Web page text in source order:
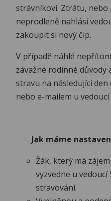
strávníkovi. Ztrátu,
neprodleně nahlásí
zakoupit si nový čip.
V případě náhlé
závažné rodinné důvody
stravu na následující
nebo e-mailem u
Jak máme
Žák, který má
vyzvedne u vedoucí
stravování.